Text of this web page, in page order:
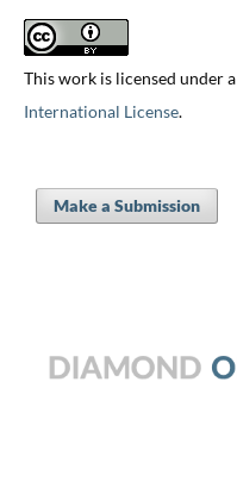
This work is licensed under a
International License.
Make a Submission